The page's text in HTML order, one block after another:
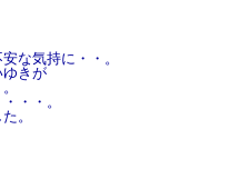
な気持に・・。
ゆきが
・・。
。